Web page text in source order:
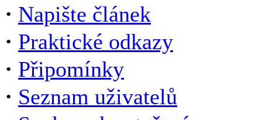
· Napište článek
· Praktické odkazy
· Připomínky
· Seznam uživatelů